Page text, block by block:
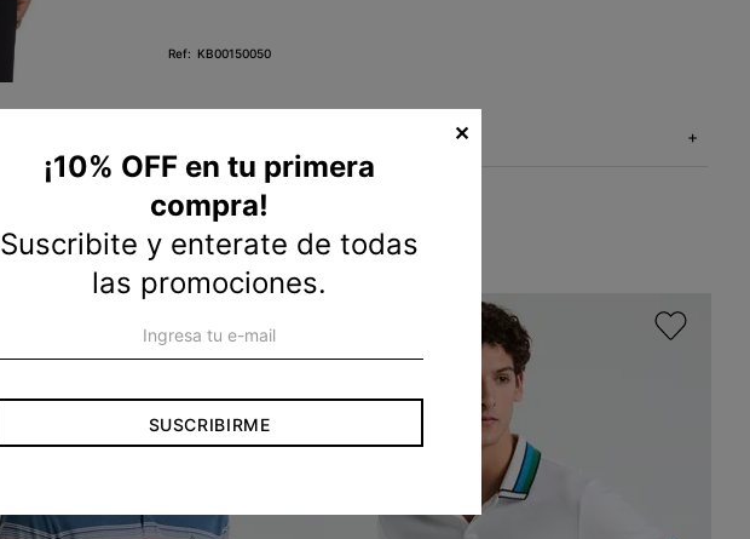
KB00150050
+
¡10% OFF en tu primera
compra!
Suscribite y enterate de todas
las promociones.
SUSCRIBIRME
✕